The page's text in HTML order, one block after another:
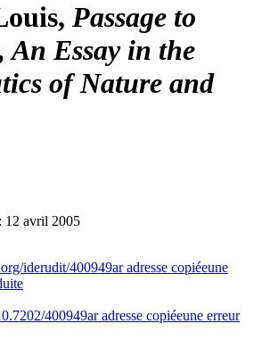
Passage to
An Essay in the
of Nature and
12 avril 2005
iderudit/400949aradresse copiéeune
400949aradresse copiéeune erreur